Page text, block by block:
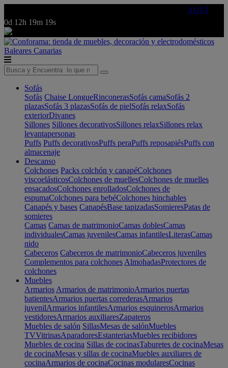
AQUÍ
0d 12h 19m 19s
Baleares Canarias
Sofás
Sofás Chaise LongueRinconerasSofás camaSofás 2
plazasSofás 3 plazasSofás de pielSofás relaxSofás
exteriorDivanes
Sillones Sillones decorativosSillones relaxSillones relax
levantapersonas
Puffs Puffs decorativosPuffs peraPuffs reposapiésPuffs con
almacenaje
Descanso
Colchones Packs colchón y canapéColchones
viscoelásticosColchones de muellesColchones de muelles
ensacadosColchones enrolladosColchones de
espumaColchones para bebéColchones hinchables
Canapés y bases CanapésBase tapizadasSomieresPatas de
somieres
Camas Camas de matrimonioCamas doblesCamas
individualesCamas juvenilesCamas infantilesLiterasCamas
nido
Cabeceros Cabeceros de matrimonioCabeceros juveniles
Complementos para colchones AlmohadasProtectores de
colchones
Muebles
Armarios Armarios de matrimonioArmarios puertas
batientesArmarios puertas correderasArmarios
juvenilArmarios infantilesArmarios esquinerosArmarios
vestidoresArmarios auxiliaresZapateros
Muebles de salón SillasMesas de salónMuebles
TVVitrinasAparadoresEstanteriasMuebles recibidores
Muebles de cocina Sillas de cocinasTaburetes de cocinaMesas
de cocinaMesas y sillas de cocinaMuebles auxiliares de
cocinaArmarios de cocinaCocinas modularesCocinas